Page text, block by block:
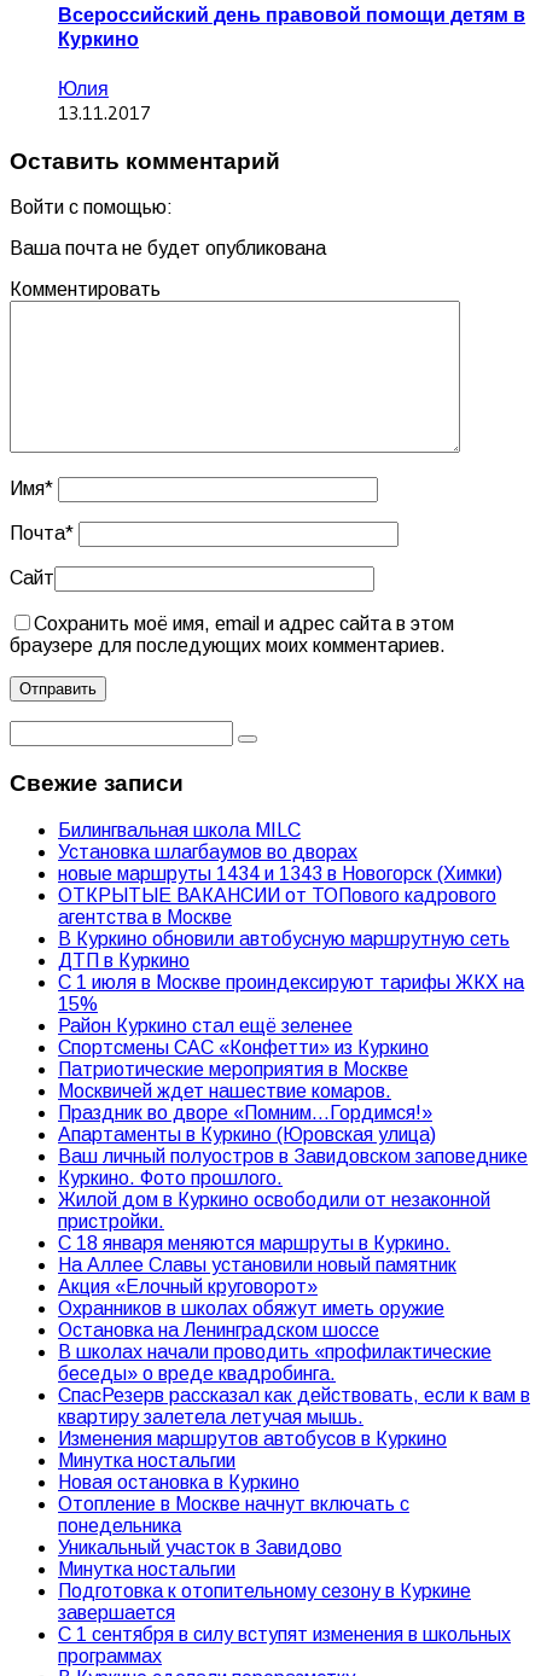
Всероссийский день правовой помощи детям в
Куркино
Юлия
13.11.2017
Оставить комментарий
Войти с помощью:
Ваша почта не будет опубликована
Комментировать
Имя*
Почта*
Сайт
Сохранить моё имя, email и адрес сайта в этом
браузере для последующих моих комментариев.
Свежие записи
Билингвальная школа MILC
Установка шлагбаумов во дворах
новые маршруты 1434 и 1343 в Новогорск (Химки)
ОТКРЫТЫЕ ВАКАНСИИ от ТОПового кадрового
агентства в Москве
В Куркино обновили автобусную маршрутную сеть
ДТП в Куркино
С 1 июля в Москве проиндексируют тарифы ЖКХ на
15%
Район Куркино стал ещё зеленее
Спортсмены САС «Конфетти» из Куркино
Патриотические мероприятия в Москве
Москвичей ждет нашествие комаров.
Праздник во дворе «Помним…Гордимся!»
Апартаменты в Куркино (Юровская улица)
Ваш личный полуостров в Завидовском заповеднике
Куркино. Фото прошлого.
Жилой дом в Куркино освободили от незаконной
пристройки.
С 18 января меняются маршруты в Куркино.
На Аллее Славы установили новый памятник
Акция «Елочный круговорот»
Охранников в школах обяжут иметь оружие
Остановка на Ленинградском шоссе
В школах начали проводить «профилактические
беседы» о вреде квадробинга.
СпасРезерв рассказал как действовать, если к вам в
квартиру залетела летучая мышь.
Изменения маршрутов автобусов в Куркино
Минутка ностальгии
Новая остановка в Куркино
Отопление в Москве начнут включать с
понедельника
Уникальный участок в Завидово
Минутка ностальгии
Подготовка к отопительному сезону в Куркине
завершается
С 1 сентября в силу вступят изменения в школьных
программах